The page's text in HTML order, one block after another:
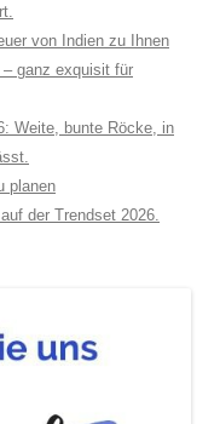
von Indien zu Ihnen
ganz exquisit für
Weite, bunte Röcke, in
planen
der Trendset 2026.